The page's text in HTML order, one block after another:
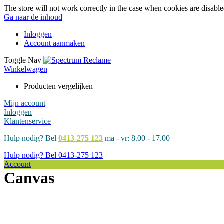
The store will not work correctly in the case when cookies are
Ga naar de inhoud
Inloggen
Account aanmaken
Toggle Nav
Winkelwagen
Producten vergelijken
Mijn account
Inloggen
Klantenservice
Hulp nodig? Bel 0413-275 123 ma - vr: 8.00 - 17.00
Hulp nodig? Bel 0413-275 123
Account
Canvas